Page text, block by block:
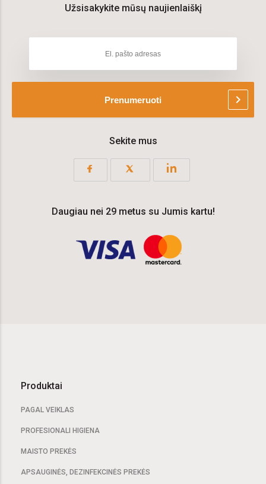
Užsisakykite mūsų naujienlaiškį
Prenumeruoti chevron_right
Sekite mus
Daugiau nei 29 metus su Jumis kartu!
Produktai
PAGAL VEIKLAS
PROFESIONALI HIGIENA
MAISTO PREKĖS
APSAUGINĖS, DEZINFEKCINĖS PREKĖS